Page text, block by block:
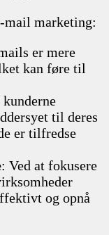
mail marketing:
er mere
kan føre til
til deres
er tilfredse
: Ved at fokusere
og opnå